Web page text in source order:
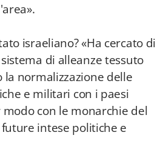
israeliano? «Ha cercato di
di alleanze tessuto
la normalizzazione delle
e militari con i paesi
con le monarchie del
intese politiche e